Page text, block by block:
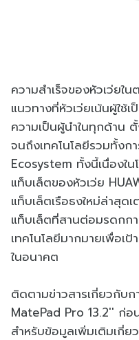
ความสำเร็จของหัวเว่ยใ
แนวทางที่หัวเว่ยเน้นผู้ใช้
ความเป็นผู้นำในทุกด้าน
จนถึงเทคโนโลยีรวมทั้งก
Ecosystem ทั้งนี้เนื่องใ
แท็บเล็ตของหัวเว่ย
แท็บเล็ตเรือธงใหม่ล่าสุด
แท็บเล็ตที่สานต่อมรดกก
เทคโนโลยีมากมายเพื่อเ
ในอนาคต
ติดตามข่าวสารเกี่ยวกับก
MatePad Pro 13.2'' ก่อ
สำหรับข้อมูลเพิ่มเติมเกี่